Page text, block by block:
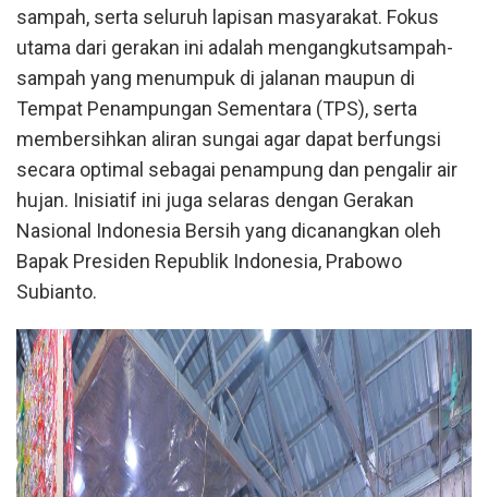
sampah, serta seluruh lapisan masyarakat. Fokus
utama dari gerakan ini adalah mengangkutsampah-
sampah yang menumpuk di jalanan maupun di
Tempat Penampungan Sementara (TPS), serta
membersihkan aliran sungai agar dapat berfungsi
secara optimal sebagai penampung dan pengalir air
hujan. Inisiatif ini juga selaras dengan Gerakan
Nasional Indonesia Bersih yang dicanangkan oleh
Bapak Presiden Republik Indonesia, Prabowo
Subianto.